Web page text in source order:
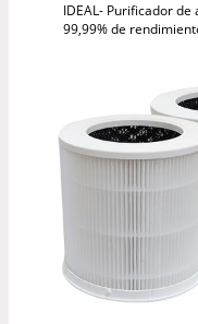
IDEAL- Purificador
99,99% de